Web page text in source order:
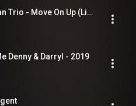
Delvon Lamarr Organ Trio - Move On Up (Live on KEXP)
Denny & Darryl - 2019